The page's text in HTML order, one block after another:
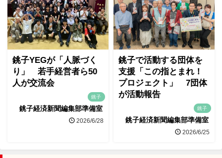
銚子YEGが「人脈づく
り」 若手経営者ら50
人が交流会
銚子
銚子経済新聞編集部準備室
2026/6/28
銚子で活動する団体を
支援「この指とまれ！
プロジェクト」 7団体
が活動報告
銚子
銚子経済新聞編集部準備室
2026/6/25